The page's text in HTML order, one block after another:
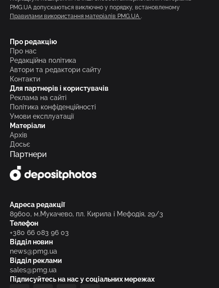
PMG.UA допускаються виключно у порядку, встановленому
Правилами використання матеріалів PMG.UA .
Про редакцію
Про нас
Редакційна політика
Автори та редактори сайту
Контакти
Для партнерів і користувачів
Реклама на сайті
Політика конфіденційності
Умови експлуатації
Матеріали
Архів
Досьє
Партнери
Адреса редакції
89600, м.Мукачево, пл. Кирила і Мефодія, 29/3
Телефон
+380 66 083 96 03
Відділ новин
news@pmg.ua
Відділ реклами
sales@pmg.ua
Підписуйтесь на нас у соціальних мережах